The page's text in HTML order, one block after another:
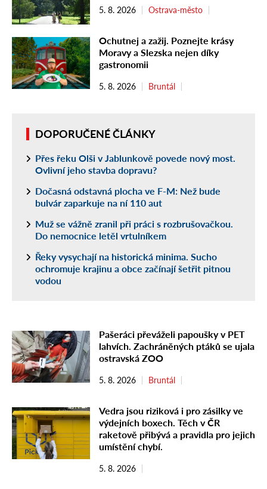
5. 8. 2026 Ostrava-město
Ochutnej a zažij. Poznejte krásy
Moravy a Slezska nejen díky
gastronomii
5. 8. 2026 Bruntál
DOPORUČENÉ ČLÁNKY
Přes řeku Olši v Jablunkově povede nový most.
Ovlivní jeho stavba dopravu?
Dočasná odstavná plocha ve F-M: Než bude
bulvár zaparkuje na ní 110 aut
Muž se vážně zranil při práci s rozbrušovačkou.
Do nemocnice letěl vrtulníkem
Řeky vysychají na historická minima. Sucho
ochromuje krajinu a obce začínají šetřit pitnou
vodou
Pašeráci převáželi papoušky v PET
lahvích. Zachráněných ptáků se ujala
ostravská ZOO
5. 8. 2026 Bruntál
Vedra jsou riziková i pro zásilky ve
výdejních boxech. Těch v ČR
raketově přibývá a pravidla pro jejich
umístění chybí.
5. 8. 2026